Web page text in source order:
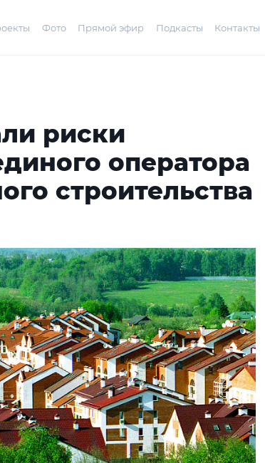
Фото Прямой эфир Подкасты Контакты
риски
оператора
строительства